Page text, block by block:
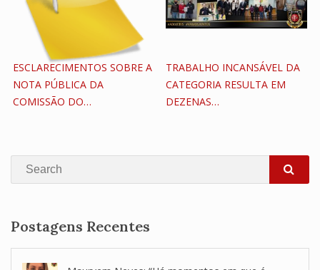
ESCLARECIMENTOS SOBRE A
NOTA PÚBLICA DA
COMISSÃO DO…
TRABALHO INCANSÁVEL DA
CATEGORIA RESULTA EM
DEZENAS…
Search
Postagens Recentes